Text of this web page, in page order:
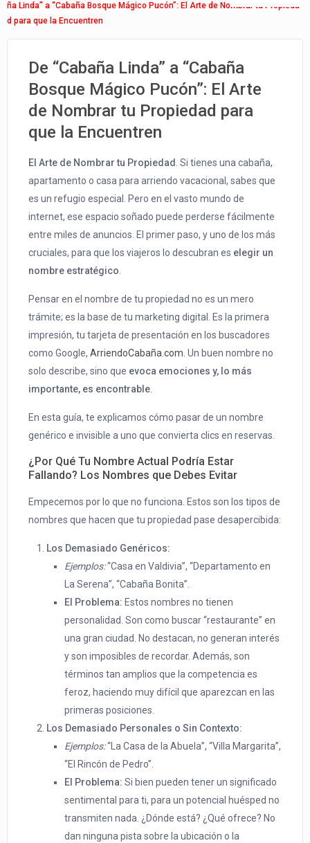
ña Linda” a “Cabaña Bosque Mágico Pucón”: El Arte de Nombrar tu Propieda
d para que la Encuentren
De “Cabaña Linda” a “Cabaña
Bosque Mágico Pucón”: El Arte
de Nombrar tu Propiedad para
que la Encuentren
El Arte de Nombrar tu Propiedad . Si tienes una cabaña,
apartamento o casa para arriendo vacacional, sabes que
es un refugio especial. Pero en el vasto mundo de
internet, ese espacio soñado puede perderse fácilmente
entre miles de anuncios. El primer paso, y uno de los más
cruciales, para que los viajeros lo descubran es elegir un
nombre estratégico
Pensar en el nombre de tu propiedad no es un mero
trámite; es la base de tu marketing digital. Es la primera
impresión, tu tarjeta de presentación en los buscadores
como Google,ArriendoCabaña.com . Un buen nombre no
solo describe, sino que evoca emociones y, lo más
importante, es encontrable
En esta guía, te explicamos cómo pasar de un nombre
genérico e invisible a uno que convierta clics en reservas.
¿Por Qué Tu Nombre Actual Podría Estar
Fallando? Los Nombres que Debes Evitar
Empecemos por lo que no funciona. Estos son los tipos de
nombres que hacen que tu propiedad pase desapercibida:
Los Demasiado Genéricos:
Ejemplos:“Casa en Valdivia”, “Departamento en
La Serena”, “Cabaña Bonita”.
El Problema: Estos nombres no tienen
personalidad. Son como buscar “restaurante” en
una gran ciudad. No destacan, no generan interés
y son imposibles de recordar. Además, son
términos tan amplios que la competencia es
feroz, haciendo muy difícil que aparezcan en las
primeras posiciones.
Los Demasiado Personales o Sin Contexto:
Ejemplos:“La Casa de la Abuela”, “Villa Margarita”,
“El Rincón de Pedro”.
El Problema: Si bien pueden tener un significado
sentimental para ti, para un potencial huésped no
transmiten nada. ¿Dónde está? ¿Qué ofrece? No
dan ninguna pista sobre la ubicación o la